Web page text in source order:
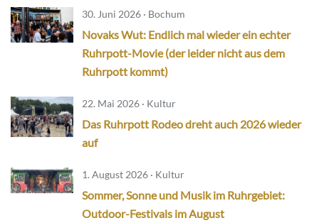
30. Juni 2026 · Bochum
Novaks Wut: Endlich mal wieder ein echter
Ruhrpott-Movie (der leider nicht aus dem
Ruhrpott kommt)
22. Mai 2026 · Kultur
Das Ruhrpott Rodeo dreht auch 2026 wieder
auf
1. August 2026 · Kultur
Sommer, Sonne und Musik im Ruhrgebiet:
Outdoor-Festivals im August